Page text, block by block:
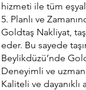
hizmeti ile tüm
5. Planlı ve
Goldtaş Nakliyat,
eder. Bu sayede
Beylikdüzü’nde
Deneyimli ve
Kaliteli ve